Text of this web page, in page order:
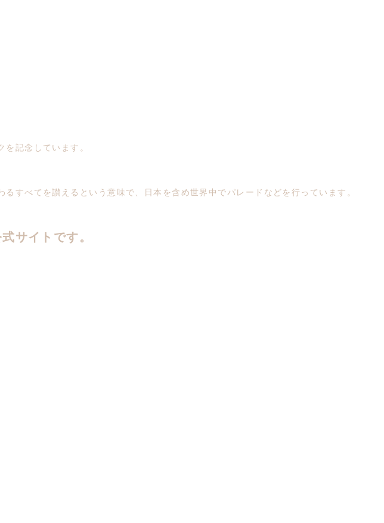
記念しています。
すべてを讃えるという意味で、日本を含め世界中でパレードなどを行っています。
サイトです。